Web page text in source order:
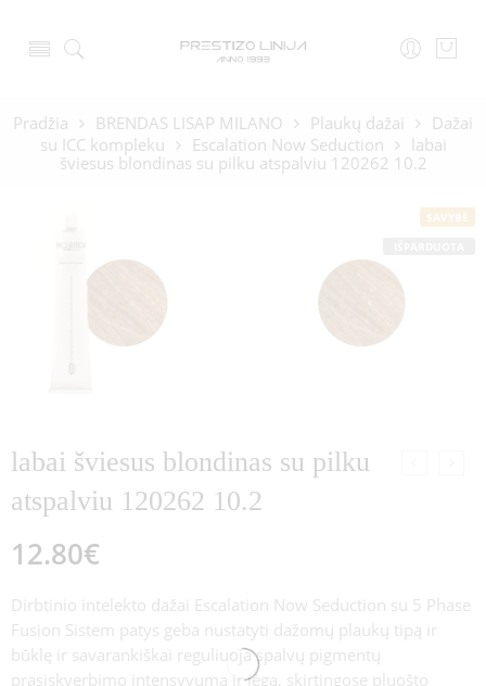
Pradžia BRENDAS LISAP MILANO Plaukų dažai
Dažai
su ICC kompleku
Escalation Now Seduction
labai
šviesus blondinas su pilku atspalviu 120262 10.2
SAVYBĖ
labai šviesus blondinas su pilku
atspalviu 120262 10.2
12.80€
Dirbtinio intelekto dažai Escalation Now Seduction su 5 Phase
Fusion Sistem patys geba nustatyti dažomų plaukų tipą ir
būklę ir savarankiškai reguliuoja spalvų pigmentų
prasiskverbimo intensyvumą ir jėgą, skirtingose pluošto